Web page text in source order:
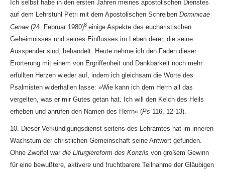
Ich selbst habe in den ersten Jahren meines apostolischen Dienstes
auf dem Lehrstuhl Petri mit dem Apostolischen Schreiben Dominicae
Cenae (24. Februar 1980)8 einige Aspekte des eucharistischen
Geheimnisses und seines Einflusses im Leben derer, die seine
Ausspender sind, behandelt. Heute nehme ich den Faden dieser
Erörterung mit einem von Ergriffenheit und Dankbarkeit noch mehr
erfüllten Herzen wieder auf, indem ich gleichsam die Worte des
Psalmisten widerhallen lasse: »Wie kann ich dem Herrn all das
vergelten, was er mir Gutes getan hat. Ich will den Kelch des Heils
erheben und anrufen den Namen des Herrn« (Ps 116, 12-13).
10. Dieser Verkündigungsdienst seitens des Lehramtes hat im inneren
Wachstum der christlichen Gemeinschaft seine Antwort gefunden.
Ohne Zweifel war die Liturgiereform des Konzils von großem Gewinn
für eine bewußtere, aktivere und fruchtbarere Teilnahme der Gläubigen